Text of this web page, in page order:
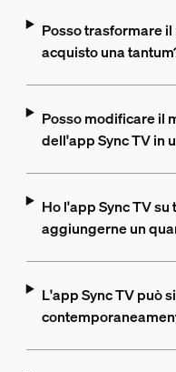
Posso trasformare
acquisto una
Posso modificare il
dell'app Sync TV in
Ho l'app Sync TV
aggiungerne un
L'app Sync TV può